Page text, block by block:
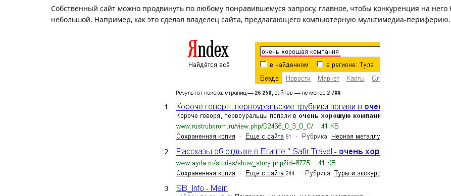
Собственный сайт можно продвинуть по любому понравившемуся запросу, главное, чтобы конкуренция на него
небольшой. Например, как это сделал владелец сайта, предлагающего компьютерную мультимедиа-периферию.